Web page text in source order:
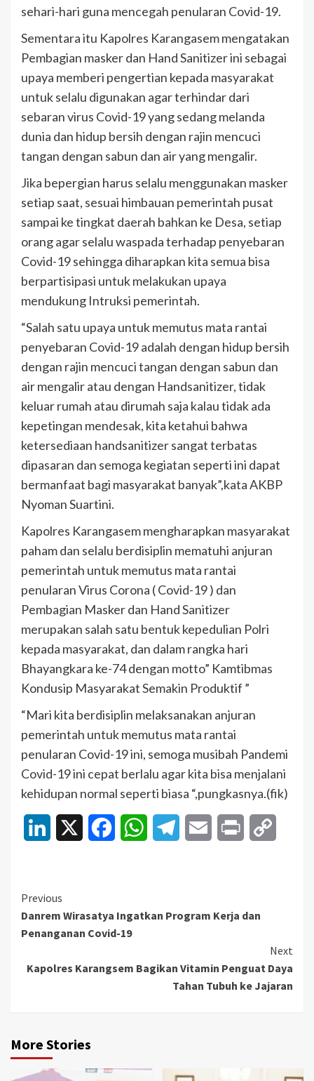
sehari-hari guna mencegah penularan Covid-19.
Sementara itu Kapolres Karangasem mengatakan
Pembagian masker dan Hand Sanitizer ini sebagai
upaya memberi pengertian kepada masyarakat
untuk selalu digunakan agar terhindar dari
sebaran virus Covid-19 yang sedang melanda
dunia dan hidup bersih dengan rajin mencuci
tangan dengan sabun dan air yang mengalir.
Jika bepergian harus selalu menggunakan masker
setiap saat, sesuai himbauan pemerintah pusat
sampai ke tingkat daerah bahkan ke Desa, setiap
orang agar selalu waspada terhadap penyebaran
Covid-19 sehingga diharapkan kita semua bisa
berpartisipasi untuk melakukan upaya
mendukung Intruksi pemerintah.
“Salah satu upaya untuk memutus mata rantai
penyebaran Covid-19 adalah dengan hidup bersih
dengan rajin mencuci tangan dengan sabun dan
air mengalir atau dengan Handsanitizer, tidak
keluar rumah atau dirumah saja kalau tidak ada
kepetingan mendesak, kita ketahui bahwa
ketersediaan handsanitizer sangat terbatas
dipasaran dan semoga kegiatan seperti ini dapat
bermanfaat bagi masyarakat banyak”,kata AKBP
Nyoman Suartini.
Kapolres Karangasem mengharapkan masyarakat
paham dan selalu berdisiplin mematuhi anjuran
pemerintah untuk memutus mata rantai
penularan Virus Corona ( Covid-19 ) dan
Pembagian Masker dan Hand Sanitizer
merupakan salah satu bentuk kepedulian Polri
kepada masyarakat, dan dalam rangka hari
Bhayangkara ke-74 dengan motto” Kamtibmas
Kondusip Masyarakat Semakin Produktif ”
“Mari kita berdisiplin melaksanakan anjuran
pemerintah untuk memutus mata rantai
penularan Covid-19 ini, semoga musibah Pandemi
Covid-19 ini cepat berlalu agar kita bisa menjalani
kehidupan normal seperti biasa “,pungkasnya.(fik)
LinkedIn FacebookWhatsAppTelegramEmail Print
Continue
Reading
Previous
Danrem Wirasatya Ingatkan Program Kerja dan
Penanganan Covid-19
Next
Kapolres Karangsem Bagikan Vitamin Penguat Daya
Tahan Tubuh ke Jajaran
More Stories